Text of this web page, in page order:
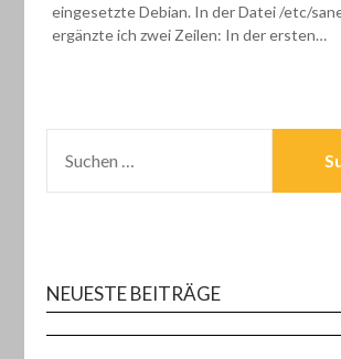
eingesetzte Debian. In der Datei /etc/
ergänzte ich zwei Zeilen: In der ersten…
NACH:
NEUESTE BEITRÄGE